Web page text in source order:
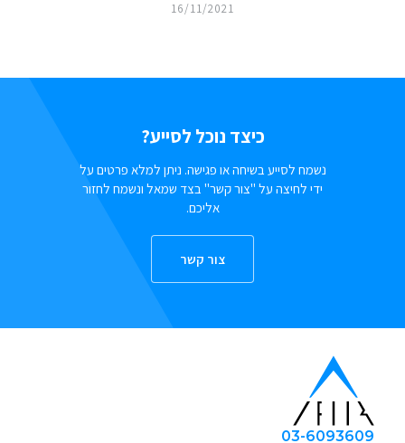
16/11/2021
כיצד נוכל לסייע?
נשמח לסייע בשיחה או פגישה. ניתן למלא פרטים על
ידי לחיצה על "צור קשר" בצד שמאל ונשמח לחזור
אליכם.
צור קשר
03-6093609